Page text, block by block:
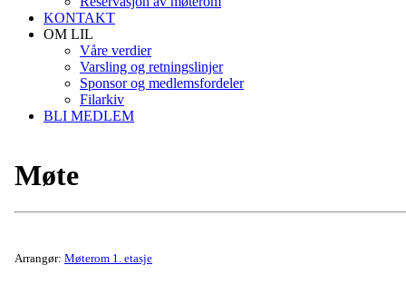
KONTAKT
OM LIL
Våre verdier
Varsling og retningslinjer
Sponsor og medlemsfordeler
Filarkiv
BLI MEDLEM
Møte
Arrangør: Møterom 1. etasje